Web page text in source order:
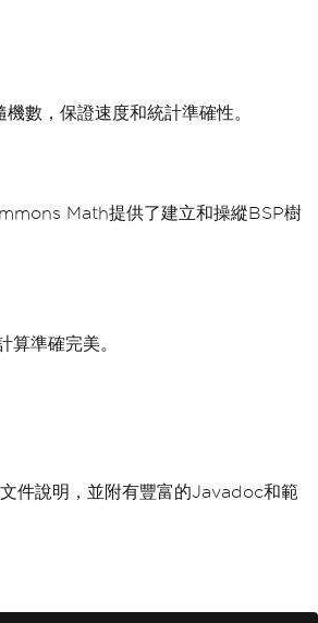
數，保證速度和統計準確性。
Math提供了建立和操縱BSP樹
準確完美。
件說明，並附有豐富的Javadoc和範